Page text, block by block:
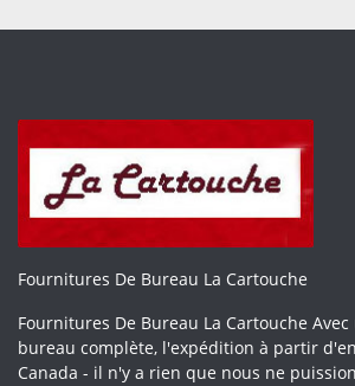
Fournitures De Bureau La Cartouche
Fournitures De Bureau La Cartouche
bureau complète, l'expédition à partir
Canada - il n'y a rien que nous ne